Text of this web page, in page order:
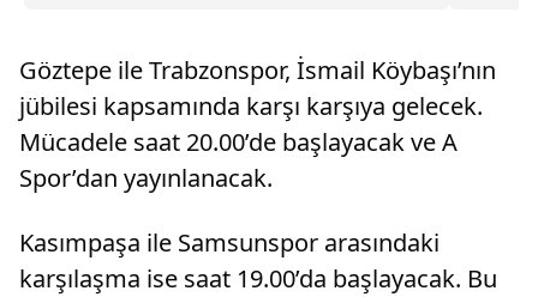
açıkladı.
Göztepe ile Trabzonspor, İsmail Köybaşı’nın
jübilesi kapsamında karşı karşıya gelecek.
Mücadele saat 20.00’de başlayacak ve A
Spor’dan yayınlanacak.
Kasımpaşa ile Samsunspor arasındaki
karşılaşma ise saat 19.00’da başlayacak. Bu